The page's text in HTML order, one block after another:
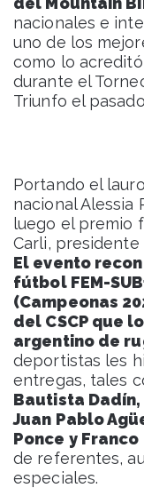
nacionales e
uno de los
como lo
durante el
Triunfo el
Portando el
nacional Alessia
luego el premio
Carli, presidente
El evento
fútbol FEM-
(Campeonas
del CSCP que
argentino de
deportistas les
entregas, tales
Bautista Dadín,
Juan Pablo
Ponce y
de referentes,
especiales.